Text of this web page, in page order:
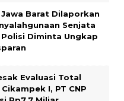
Jawa Barat Dilaporkan
Senjata
Diminta Ungkap
Evaluasi Total
I, PT CNP